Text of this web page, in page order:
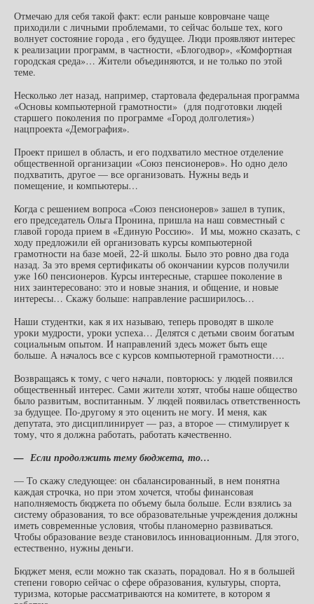
Отмечаю для себя такой факт: если раньше ковровчане чаще
приходили с личными проблемами, то сейчас больше тех, кого
волнует состояние города , его будущее. Люди проявляют интерес
к реализации программ, в частности, «Блогодвор», «Комфортная
городская среда»… Жители объединяются, и не только по этой
теме.
Несколько лет назад, например, стартовала федеральная программа
«Основы компьютерной грамотности» (для подготовки людей
старшего поколения по программе «Город долголетия»)
нацпроекта «Демография».
Проект пришел в область, и его подхватило местное отделение
общественной организации «Союз пенсионеров». Но одно дело
подхватить, другое — все организовать. Нужны ведь и
помещение, и компьютеры…
Когда с решением вопроса «Союз пенсионеров» зашел в тупик,
его председатель Ольга Пронина, пришла на наш совместный с
главой города прием в «Единую Россию». И мы, можно сказать, с
ходу предложили ей организовать курсы компьютерной
грамотности на базе моей, 22-й школы. Было это ровно два года
назад. За это время сертификаты об окончании курсов получили
уже 160 пенсионеров. Курсы интересные, старшее поколение в
них заинтересовано: это и новые знания, и общение, и новые
интересы… Скажу больше: направление расширилось…
Наши студентки, как я их называю, теперь проводят в школе
уроки мудрости, уроки успеха… Делятся с детьми своим богатым
социальным опытом. И направлений здесь может быть еще
больше. А началось все с курсов компьютерной грамотности….
Возвращаясь к тому, с чего начали, повторюсь: у людей появился
общественный интерес. Сами жители хотят, чтобы наше общество
было развитым, воспитанным. У людей появилась ответственность
за будущее. По-другому я это оценить не могу. И меня, как
депутата, это дисциплинирует — раз, а второе — стимулирует к
тому, что я должна работать, работать качественно.
— Если продолжить тему бюджета, то…
— То скажу следующее: он сбалансированный, в нем понятна
каждая строчка, но при этом хочется, чтобы финансовая
наполняемость бюджета по объему была больше. Если взялись за
систему образования, то все образовательные учреждения должны
иметь современные условия, чтобы планомерно развиваться.
Чтобы образование везде становилось инновационным. Для этого,
естественно, нужны деньги.
Бюджет меня, если можно так сказать, порадовал. Но я в большей
степени говорю сейчас о сфере образования, культуры, спорта,
туризма, которые рассматриваются на комитете, в котором я